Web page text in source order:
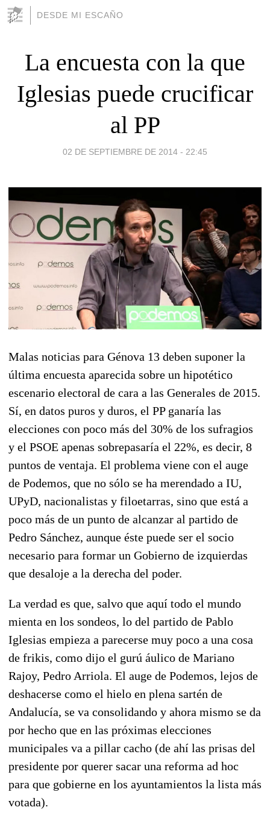
DESDE MI ESCAÑO
La encuesta con la que
Iglesias puede crucificar
al PP
02 DE SEPTIEMBRE DE 2014 - 22:45
Malas noticias para Génova 13 deben suponer la
última encuesta aparecida sobre un hipotético
escenario electoral de cara a las Generales de 2015.
Sí, en datos puros y duros, el PP ganaría las
elecciones con poco más del 30% de los sufragios
y el PSOE apenas sobrepasaría el 22%, es decir, 8
puntos de ventaja. El problema viene con el auge
de Podemos, que no sólo se ha merendado a IU,
UPyD, nacionalistas y filoetarras, sino que está a
poco más de un punto de alcanzar al partido de
Pedro Sánchez, aunque éste puede ser el socio
necesario para formar un Gobierno de izquierdas
que desaloje a la derecha del poder.
La verdad es que, salvo que aquí todo el mundo
mienta en los sondeos, lo del partido de Pablo
Iglesias empieza a parecerse muy poco a una cosa
de frikis, como dijo el gurú áulico de Mariano
Rajoy, Pedro Arriola. El auge de Podemos, lejos de
deshacerse como el hielo en plena sartén de
Andalucía, se va consolidando y ahora mismo se da
por hecho que en las próximas elecciones
municipales va a pillar cacho (de ahí las prisas del
presidente por querer sacar una reforma ad hoc
para que gobierne en los ayuntamientos la lista más
votada).